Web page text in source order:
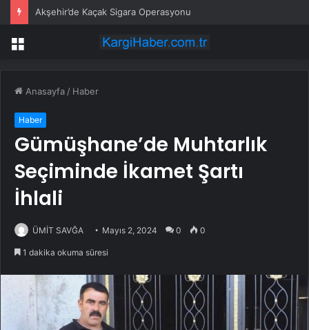
Akşehir’de Kaçak Sigara Operasyonu
Menü
Anasayfa / Haber
Haber
Gümüşhane’de Muhtarlık
Seçiminde İkamet Şartı
İhlali
ÜMİT SAVĞA Mayıs 2, 2024 0 0
1 dakika okuma süresi